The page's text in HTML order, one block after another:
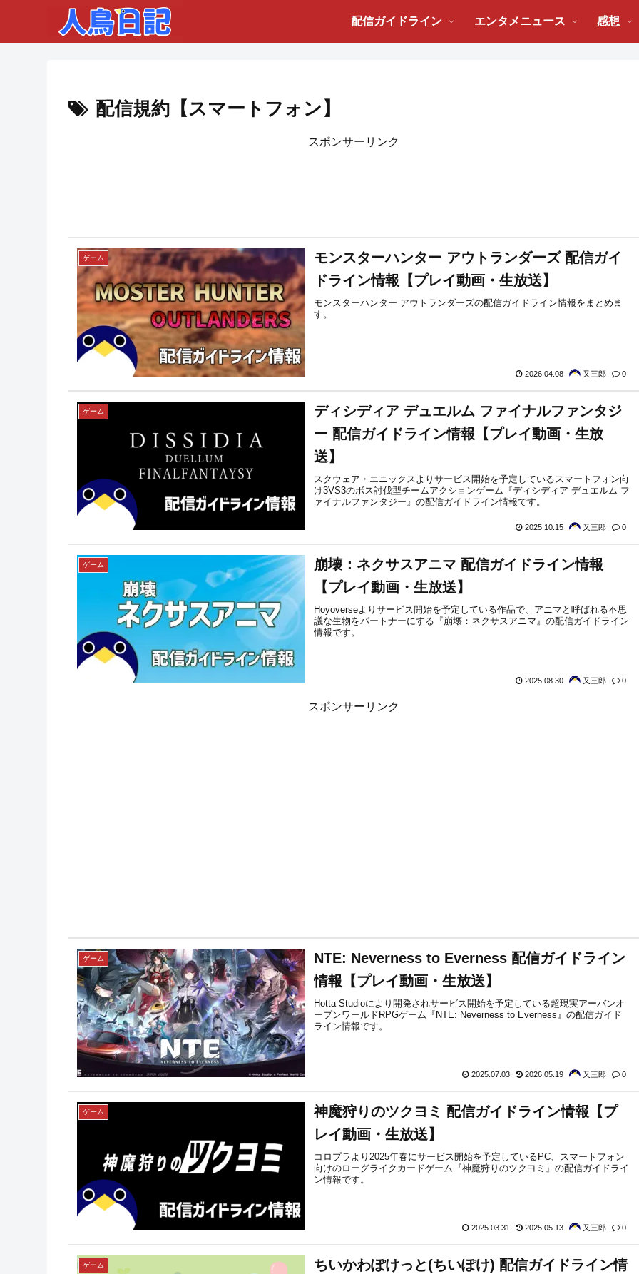
配信ガイドライン エンタメニュース 感想
配信規約【スマートフォン】
スポンサーリンク
ゲーム
モンスターハンター アウトランダーズ 配信ガイ
ドライン情報【プレイ動画・生放送】
モンスターハンター アウトランダーズの配信ガイドライン情報をまとめま
す。
2026.04.08 又三郎 0
ゲーム
ディシディア デュエルム ファイナルファンタジ
ー 配信ガイドライン情報【プレイ動画・生放
送】
スクウェア・エニックスよりサービス開始を予定しているスマートフォン向
け3VS3のボス討伐型チームアクションゲーム『ディシディア デュエルム フ
ァイナルファンタジー』の配信ガイドライン情報です。
2025.10.15 又三郎 0
ゲーム
崩壊：ネクサスアニマ 配信ガイドライン情報
【プレイ動画・生放送】
Hoyoverseよりサービス開始を予定している作品で、アニマと呼ばれる不思
議な生物をパートナーにする『崩壊：ネクサスアニマ』の配信ガイドライン
情報です。
2025.08.30 又三郎 0
スポンサーリンク
ゲーム
NTE: Neverness to Everness 配信ガイドライン
情報【プレイ動画・生放送】
Hotta Studioにより開発されサービス開始を予定している超現実アーバンオ
ープンワールドRPGゲーム『NTE: Neverness to Everness』の配信ガイド
ライン情報です。
2025.07.03 2026.05.19 又三郎 0
ゲーム
神魔狩りのツクヨミ 配信ガイドライン情報【プ
レイ動画・生放送】
コロプラより2025年春にサービス開始を予定しているPC、スマートフォン
向けのローグライクカードゲーム『神魔狩りのツクヨミ』の配信ガイドライ
ン情報です。
2025.03.31 2025.05.13 又三郎 0
ゲーム
ちいかわぽけっと(ちいぽけ) 配信ガイドライン情